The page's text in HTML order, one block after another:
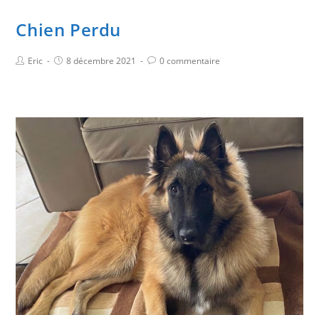
Chien Perdu
Eric 8 décembre 2021 0 commentaire